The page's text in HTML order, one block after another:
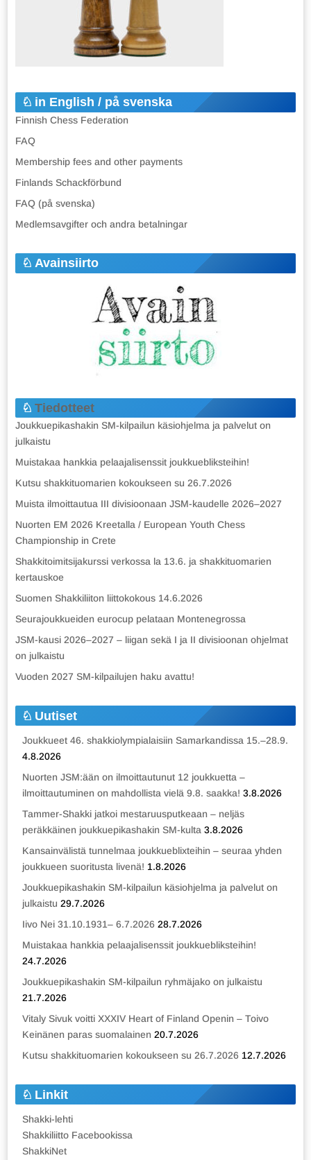
in English / på svenska
Finnish Chess Federation
FAQ
Membership fees and other payments
Finlands Schackförbund
FAQ (på svenska)
Medlemsavgifter och andra betalningar
Avainsiirto
Tiedotteet
Joukkuepikashakin SM-kilpailun käsiohjelma ja palvelut on
julkaistu
Muistakaa hankkia pelaajalisenssit joukkuebliksteihin!
Kutsu shakkituomarien kokoukseen su 26.7.2026
Muista ilmoittautua III divisioonaan JSM-kaudelle 2026–2027
Nuorten EM 2026 Kreetalla / European Youth Chess
Championship in Crete
Shakkitoimitsijakurssi verkossa la 13.6. ja shakkituomarien
kertauskoe
Suomen Shakkiliiton liittokokous 14.6.2026
Seurajoukkueiden eurocup pelataan Montenegrossa
JSM-kausi 2026–2027 – liigan sekä I ja II divisioonan ohjelmat
on julkaistu
Vuoden 2027 SM-kilpailujen haku avattu!
Uutiset
Joukkueet 46. shakkiolympialaisiin Samarkandissa 15.–28.9.
4.8.2026
Nuorten JSM:ään on ilmoittautunut 12 joukkuetta –
ilmoittautuminen on mahdollista vielä 9.8. saakka! 3.8.2026
Tammer-Shakki jatkoi mestaruusputkeaan – neljäs
peräkkäinen joukkuepikashakin SM-kulta 3.8.2026
Kansainvälistä tunnelmaa joukkueblixteihin – seuraa yhden
joukkueen suoritusta livenä! 1.8.2026
Joukkuepikashakin SM-kilpailun käsiohjelma ja palvelut on
julkaistu 29.7.2026
Iivo Nei 31.10.1931– 6.7.2026 28.7.2026
Muistakaa hankkia pelaajalisenssit joukkuebliksteihin!
24.7.2026
Joukkuepikashakin SM-kilpailun ryhmäjako on julkaistu
21.7.2026
Vitaly Sivuk voitti XXXIV Heart of Finland Openin – Toivo
Keinänen paras suomalainen 20.7.2026
Kutsu shakkituomarien kokoukseen su 26.7.2026 12.7.2026
Linkit
Shakki-lehti
Shakkiliitto Facebookissa
ShakkiNet